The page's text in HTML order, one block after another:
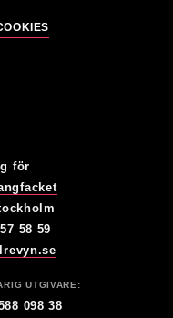
för
58 59
UTGIVARE:
098 38